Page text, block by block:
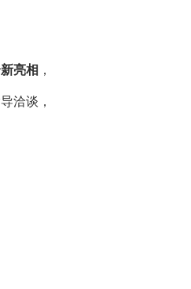
亮相 ，
洽谈，